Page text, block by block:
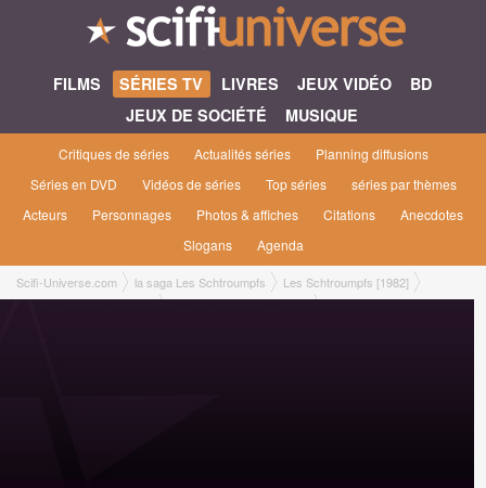
FILMS SÉRIES TV LIVRES JEUX VIDÉO
BD
JEUX DE SOCIÉTÉ
MUSIQUE
Critiques de séries Actualités séries
Planning diffusions
Séries en DVD
Vidéos de séries Top séries
séries par thèmes
Acteurs
Personnages Photos & affiches Citations
Anecdotes
Slogans
Agenda
Scifi-Universe.com la saga Les Schtroumpfs
Les Schtroumpfs [1982]
Les Schtroumpfs saison 3
3x41 ● Le bâton enchanté